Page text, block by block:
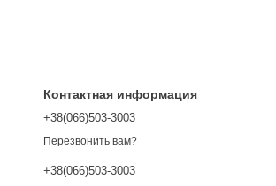
Контактная информация
+38(066)503-3003
Перезвонить вам?
+38(066)503-3003